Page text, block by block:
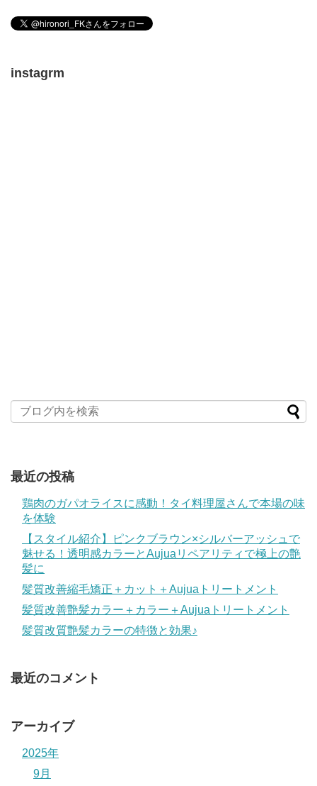
instagrm
最近の投稿
鶏肉のガパオライスに感動！タイ料理屋さんで本場の味
を体験
【スタイル紹介】ピンクブラウン×シルバーアッシュで
魅せる！透明感カラーとAujuaリペアリティで極上の艶
髪に
髪質改善縮毛矯正＋カット＋Aujuaトリートメント
髪質改善艶髪カラー＋カラー＋Aujuaトリートメント
髪質改質艶髪カラーの特徴と効果♪
最近のコメント
アーカイブ
2025年
9月